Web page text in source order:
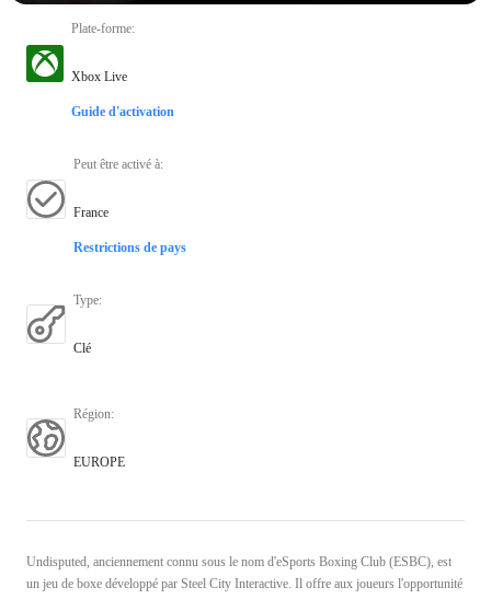
Plate-forme:
Xbox Live
Guide d'activation
Peut être activé à:
France
Restrictions de pays
Type:
Clé
Région:
EUROPE
Undisputed, anciennement connu sous le nom d'eSports Boxing Club (ESBC), est
un jeu de boxe développé par Steel City Interactive. Il offre aux joueurs l'opportunité